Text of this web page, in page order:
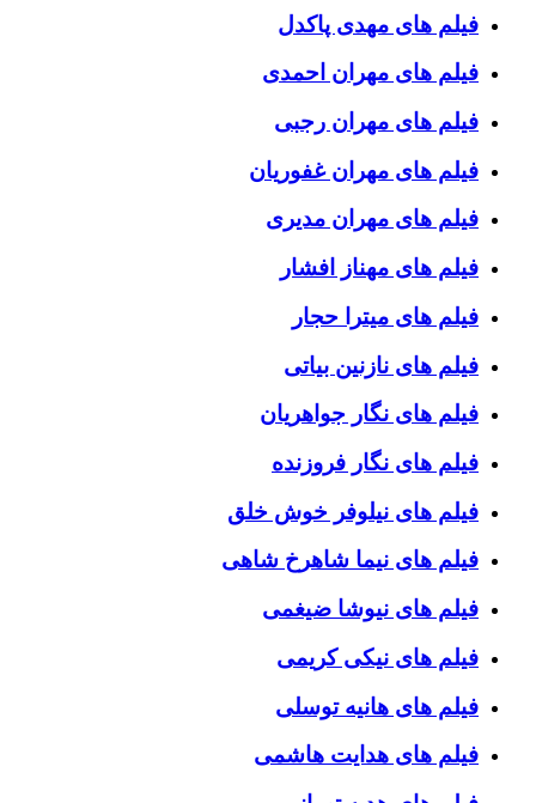
فیلم های مهدی پاکدل
فیلم های مهران احمدی
فیلم های مهران رجبی
فیلم های مهران غفوریان
فیلم های مهران مدیری
فیلم های مهناز افشار
فیلم های میترا حجار
فیلم های نازنین بیاتی
فیلم های نگار جواهریان
فیلم های نگار فروزنده
فیلم های نیلوفر خوش خلق
فیلم های نیما شاهرخ شاهی
فیلم های نیوشا ضیغمی
فیلم های نیکی کریمی
فیلم های هانیه توسلی
فیلم های هدایت هاشمی